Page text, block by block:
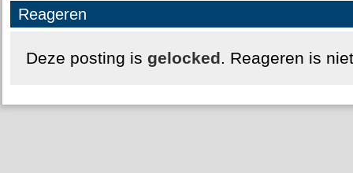
Reageren
Deze posting is gelocked. Reageren is